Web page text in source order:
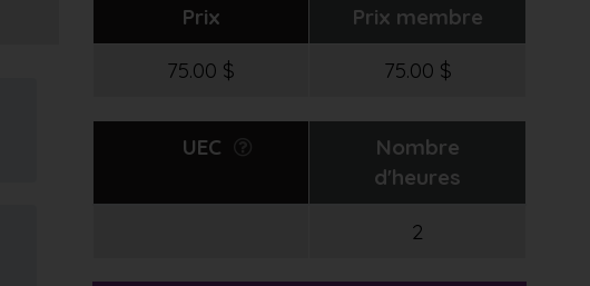
Prix
Prix membre
75.00 $
75.00 $
UEC
Nombre
d'heures
2